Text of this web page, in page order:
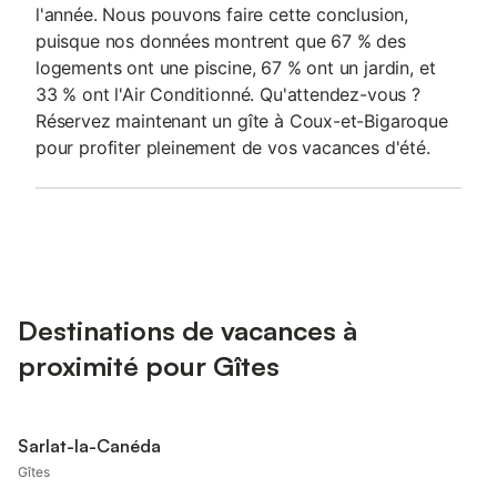
l'année. Nous pouvons faire cette conclusion,
puisque nos données montrent que 67 % des
logements ont une piscine, 67 % ont un jardin, et
33 % ont l'Air Conditionné. Qu'attendez-vous ?
Réservez maintenant un gîte à Coux-et-Bigaroque
pour profiter pleinement de vos vacances d'été.
Destinations de vacances à
proximité pour Gîtes
Sarlat-la-Canéda
Gîtes